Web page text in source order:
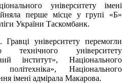
університету імені
перше місце у групі «Б»
України Таскомбанк.
університету перемогли
технічного університету
інститут», Національного
політехніка», Національного
імені адмірала Макарова.